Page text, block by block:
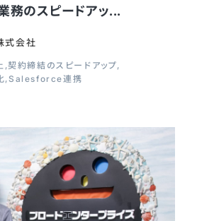
のスピードアッ...
式会社
契約締結のスピードアップ
Salesforce連携